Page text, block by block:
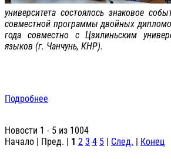
университета состоялось знаковое
совместной программы двойных
года совместно с Цзилиньским
языков (г. Чанчунь, КНР).
Подробнее
Новости 1 - 5 из 1004
Начало | Пред. | 1 2 3 4 5 | След. | Конец